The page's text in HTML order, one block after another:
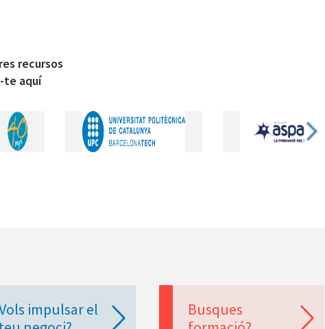
recursos
te aquí
impulsar el
Busques